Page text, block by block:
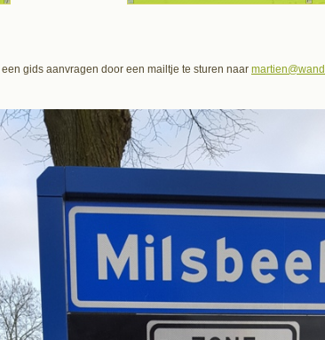
gids aanvragen door een mailtje te sturen naar